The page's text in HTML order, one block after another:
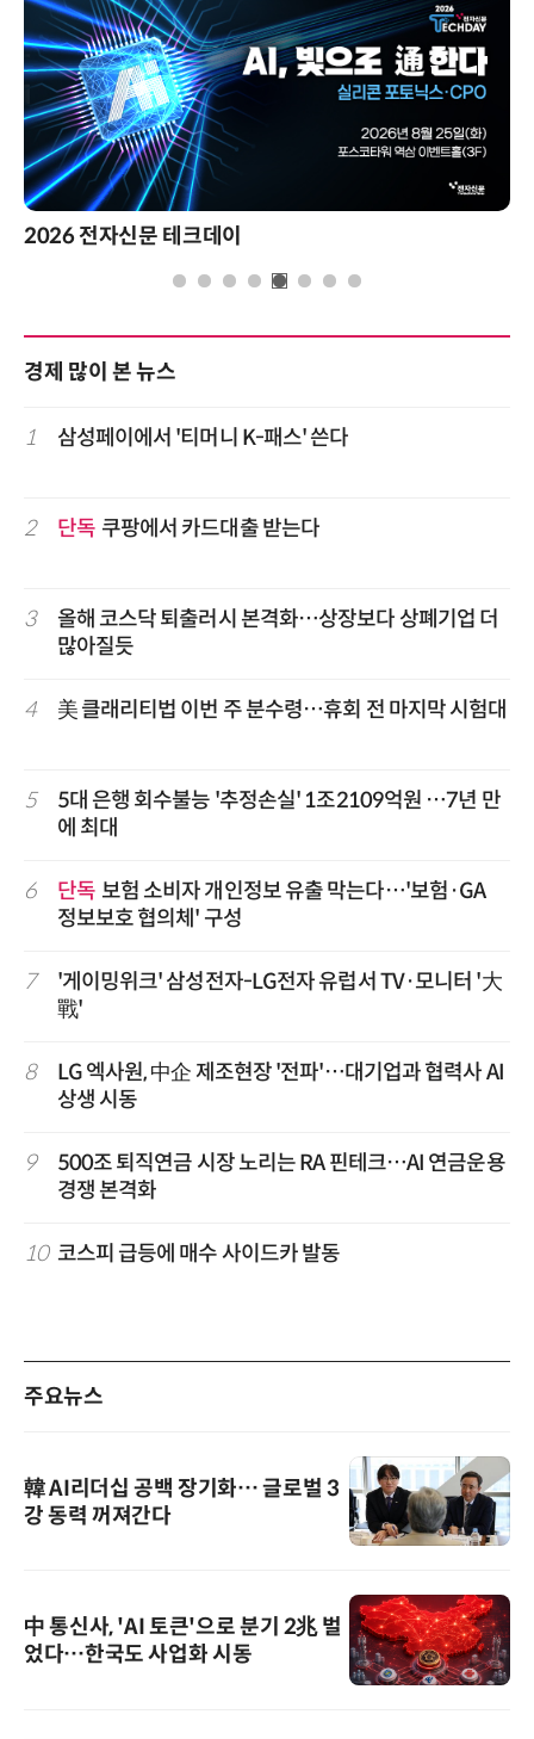
신문 테크데이
경제 많이 본 뉴스
1 삼성페이에서 '티머니 K-패스' 쓴다
2 단독 쿠팡에서 카드대출 받는다
3
올해 코스닥 퇴출러시 본격화…상장보다 상폐기업 더
많아질듯
4 美 클래리티법 이번 주 분수령…휴회 전 마지막 시험대
5
5대 은행 회수불능 '추정손실' 1조2109억원 …7년 만
에 최대
6 단독 보험 소비자 개인정보 유출 막는다…'보험·GA
정보보호 협의체' 구성
7
'게이밍위크' 삼성전자-LG전자 유럽서 TV·모니터 '大
戰'
8
LG 엑사원, 中企 제조현장 '전파'…대기업과 협력사 AI
상생 시동
9
500조 퇴직연금 시장 노리는 RA 핀테크…AI 연금운용
경쟁 본격화
10 코스피 급등에 매수 사이드카 발동
주요뉴스
韓 AI리더십 공백 장기화… 글로벌 3
강 동력 꺼져간다
中 통신사, 'AI 토큰'으로 분기 2兆 벌
었다…한국도 사업화 시동